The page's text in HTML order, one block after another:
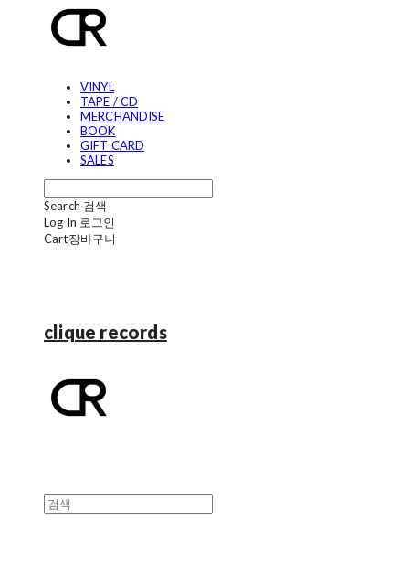
VINYL
TAPE / CD
MERCHANDISE
BOOK
GIFT CARD
SALES
Search 검색
Log In 로그인
Cart장바구니
clique records